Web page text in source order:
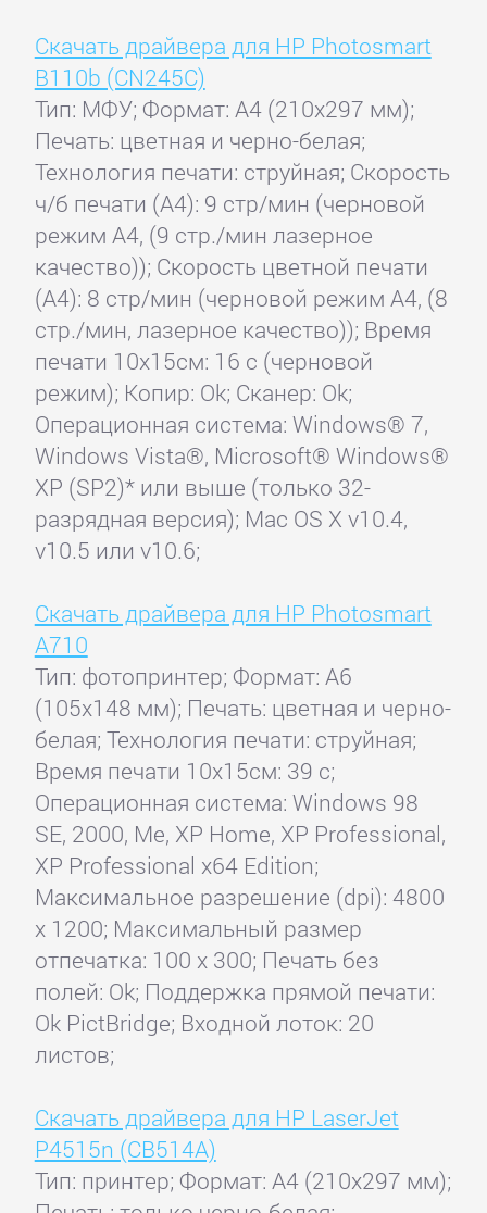
Скачать драйвера для HP Photosmart
B110b (CN245C)
Тип: МФУ; Формат: A4 (210x297 мм);
Печать: цветная и черно-белая;
Технология печати: струйная; Скорость
ч/б печати (А4): 9 стр/мин (черновой
режим А4, (9 стр./мин лазерное
качество)); Скорость цветной печати
(А4): 8 стр/мин (черновой режим А4, (8
стр./мин, лазерное качество)); Время
печати 10x15см: 16 с (черновой
режим); Копир: Ok; Сканер: Ok;
Операционная система: Windows® 7,
Windows Vista®, Microsoft® Windows®
XP (SP2)* или выше (только 32-
разрядная версия); Mac OS X v10.4,
v10.5 или v10.6;
Скачать драйвера для HP Photosmart
A710
Тип: фотопринтер; Формат: A6
(105x148 мм); Печать: цветная и черно-
белая; Технология печати: струйная;
Время печати 10x15см: 39 с;
Операционная система: Windows 98
SE, 2000, Me, XP Home, XP Professional,
XP Professional x64 Edition;
Максимальное разрешение (dpi): 4800
x 1200; Максимальный размер
отпечатка: 100 x 300; Печать без
полей: Ok; Поддержка прямой печати:
Ok PictBridge; Входной лоток: 20
листов;
Скачать драйвера для HP LaserJet
P4515n (CB514A)
Тип: принтер; Формат: A4 (210x297 мм);